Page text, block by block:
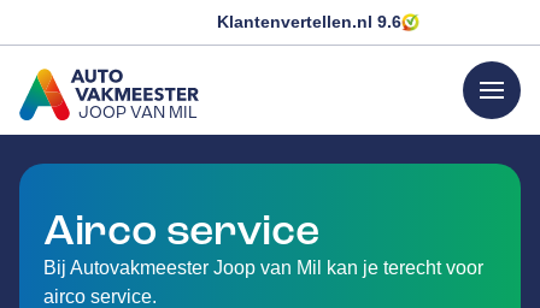
Klantenvertellen.nl 9.6
JOOP VAN MIL
GA NAAR DE HOMEPAGINA
menu
Airco service
Bij Autovakmeester Joop van Mil kan je terecht voor
airco service.